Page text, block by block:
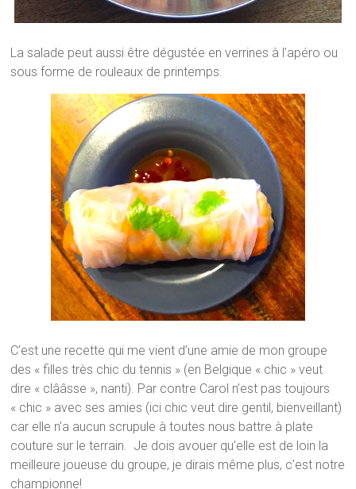
La salade peut aussi être dégustée en verrines à l’apéro ou
sous forme de rouleaux de printemps.
C’est une recette qui me vient d’une amie de mon groupe
des « filles très chic du tennis » (en Belgique « chic » veut
dire « clââsse », nanti). Par contre Carol n’est pas toujours
« chic » avec ses amies (ici chic veut dire gentil, bienveillant)
car elle n’a aucun scrupule à toutes nous battre à plate
couture sur le terrain. Je dois avouer qu’elle est de loin la
meilleure joueuse du groupe, je dirais même plus, c’est notre
championne!